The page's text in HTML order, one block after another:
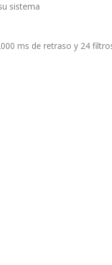
sistema
ms de retraso y 24